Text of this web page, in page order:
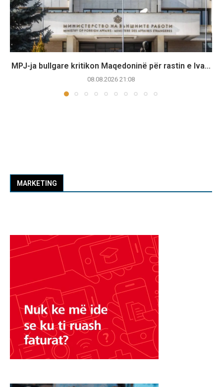
MPJ-ja bullgare kritikon Maqedoninë për rastin e Iva...
08.08.2026 21:08
MARKETING